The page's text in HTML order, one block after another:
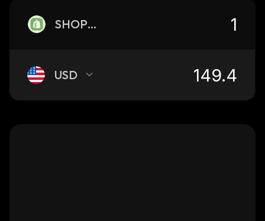
SHOPON
USD